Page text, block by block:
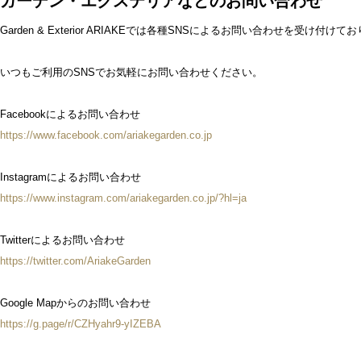
Garden & Exterior ARIAKEでは各種SNSによるお問い合わせを受け付けてお
いつもご利用のSNSでお気軽にお問い合わせください。
Facebookによるお問い合わせ
https://www.facebook.com/ariakegarden.co.jp
Instagramによるお問い合わせ
https://www.instagram.com/ariakegarden.co.jp/?hl=ja
Twitterによるお問い合わせ
https://twitter.com/AriakeGarden
Google Mapからのお問い合わせ
https://g.page/r/CZHyahr9-yIZEBA